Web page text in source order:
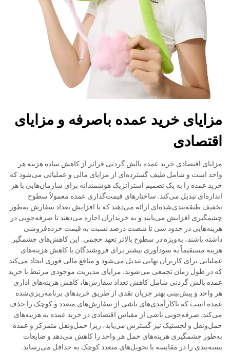
مزایای خرید عمده باصرفه و مزایای
اقتصادی
مزایای اقتصادی خرید عمده بالش گردنی فراتر از کاهش ساده هزینه هر
واحد است و شامل طیف گسترده‌ای از مزایای مالی و عملیاتی می‌شود که
خرید عمده را به یک تصمیم استراتژیک هوشمندانه برای سازمان‌هایی با هر
اندازه‌ای تبدیل می‌کند. ساختارهای قیمت‌گذاری عمده معمولاً سطوح
تخفیف طبقه‌بندی‌شده‌ای ارائه می‌دهند که با افزایش تعداد سفارش به‌طور
چشمگیری افزایش می‌یابند و به خریداران اجازه می‌دهند تا صرفه‌جویی در
هزینه‌هایی در حدود سی تا شصت درصد نسبت به قیمت خرده‌فروشی
داشته باشند، به‌ویژه در سطوح بالاتر تعهد حجمی. این کاهش‌های چشمگیر
هزینه مستقیماً به سودآوری بیشتر برای فروشندگان یا کاهش هزینه‌های
عملیاتی برای کاربران نهایی تبدیل می‌شود و منافع مالی فوری ایجاد می‌کند
که در طول زمان تجمعی می‌شوند. مزایای مدیریت موجودی مرتبط با خرید
عمده بالش گردنی شامل کاهش تعداد سفارش‌ها، کاهش هزینه‌های اداری
هر واحد و پیش‌بینی بهتر جریان نقدی از طریق خریدهای برنامه‌ریزی‌شده
عمده است که ناکارآمدی‌های ناشی از سفارش‌های متعدد و کوچک را حذف
می‌کند. صرفه‌جویی ناشی از مقیاس اقتصادی در خرید عمده به هزینه‌های
حمل‌ونقل و لجستیک نیز گسترش می‌یابد، زیرا حمل‌ونقل متمرکز و عمده
به‌طور چشمگیری هزینه‌های حمل هر واحد را کاهش می‌دهد و ضایعات
بسته‌بندی را در مقایسه با تحویل‌های متعدد کوچک به حداقل می‌رساند.